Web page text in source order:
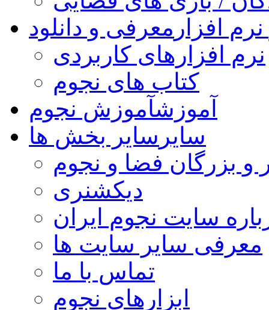
افزار معرفی و دانلود
نرم افزارهای کاربردی
کتاب های نجوم
آموزشآموزش نجوم
سایر سایر بخش ها
و بزرگان فضا و نجوم
دیکشنری
سایت نجوم ایران
معرفی سایر سایت ها
تماس با ما
ابزارهای نجوم